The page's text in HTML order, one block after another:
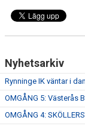
Nyhetsarkiv
Rynninge IK väntar i
OMGÅNG 5: Västerås
OMGÅNG 4: